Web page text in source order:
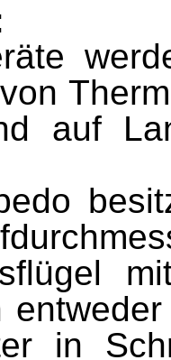
auf
in